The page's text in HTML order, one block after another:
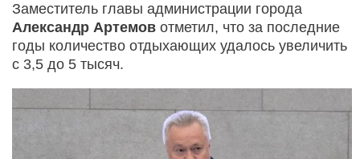
Заместитель главы администрации города
Александр Артемов отметил, что за последние
годы количество отдыхающих удалось увеличить
с 3,5 до 5 тысяч.